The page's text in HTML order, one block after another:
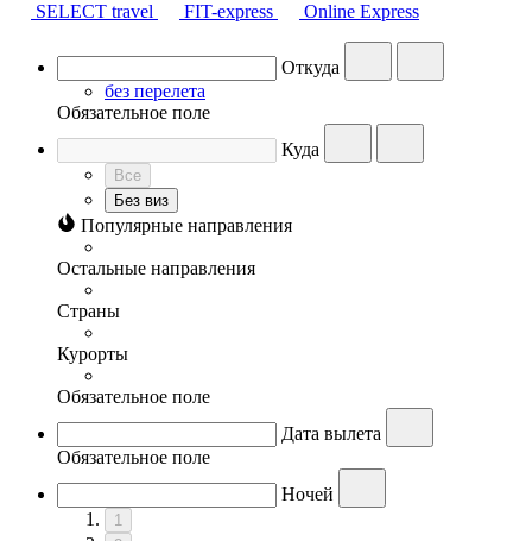
SELECT travel
FIT-express Online Express
Откуда
без перелета
Обязательное поле
Куда
Все
Без виз
Популярные направления
Остальные направления
Страны
Курорты
Обязательное поле
Дата вылета
Обязательное поле
Ночей
1